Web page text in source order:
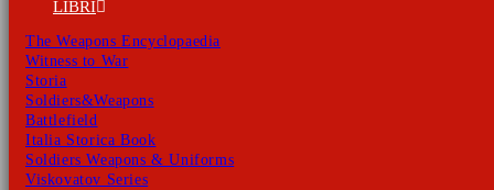
LIBRI
The Weapons Encyclopaedia
Witness to War
Storia
Soldiers&Weapons
Battlefield
Italia Storica Book
Soldiers Weapons & Uniforms
Viskovatov Series